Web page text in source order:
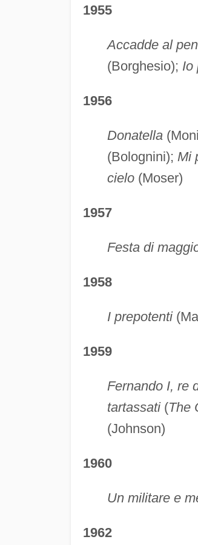
1955
Accadde al
(Borghesio); Io
1956
Donatella
(Bolognini); Mi
cielo(Moser)
1957
Festa di
1958
I prepotenti
1959
Fernando I, re
tartassati(The
(Johnson)
1960
Un militare e
1962